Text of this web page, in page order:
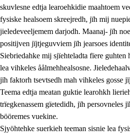
2. Lïeremen, evtiedimmien jïh
2.1 Sosijaale lïereme jïh
2.2 Maahtoe faagine
skuvlesne edtja learoehkidie maahtoem
fysiske healsoem skreejredh, jïh mij
jieledeveeljemem darjodh. Maanaj- jïh
positijven jïjtjeguvviem jïh jearsoes
Siebriedahke mij sjïehteladta fïere guhten
lea vihkeles åålmehhealsosne.
jïh faktorh tsevtsedh mah vihkeles gosse
Teema edtja meatan guktie learohkh
trïegkenassem gïetedidh, jïh persovneles
bööremes vuekine.
Sjyöhtehke suerkieh teeman sisnie lea